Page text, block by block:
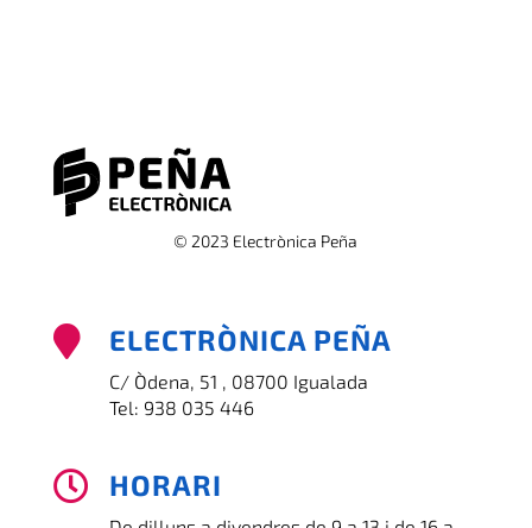
© 2023 Electrònica Peña
 ELECTRÒNICA PEÑA
C/ Òdena, 51 , 08700 Igualada
Tel: 938 035 446
 HORARI